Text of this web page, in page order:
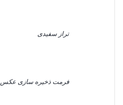
تراز سفیدی
فرمت ذخیره سازی عکس